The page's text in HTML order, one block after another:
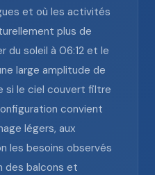
et où les activités
plus de
du soleil à 06:12 et le
large amplitude de
si le ciel couvert filtre
convient
légers, aux
les besoins observés
des balcons et